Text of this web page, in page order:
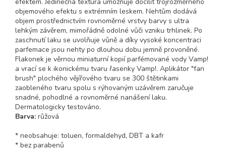
objemového efektu s extrémním leskem. Nehtům dodává
objem prostřednictvím rovnoměrné vrstvy barvy s ultra
lehkým závěrem, mimořádně odolné vůči vzniku trhlinek. Po
zaschnutí laku se uvolňuje vůně a díky vysoké koncentraci
parfemace jsou nehty po dlouhou dobu jemně provoněné.
Flakonek je věrnou miniaturní kopií parfémované vody Vamp!
a vrací se k ikonickému tvaru řasenky Vamp!. Aplikátor "fan
brush" plochého vějířového tvaru se 300 štětinkami
zaobleného tvaru spolu s rýhovaným uzávěrem zaručuje
snadné, pohodlné a rovnoměrné nanášení laku.
Dermatologicky testováno.
Barva: růžová
* neobsahuje: toluen, formaldehyd, DBT a kafr
* bez parabenů